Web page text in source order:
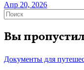
Апр 20, 2026
Вы
Документы для